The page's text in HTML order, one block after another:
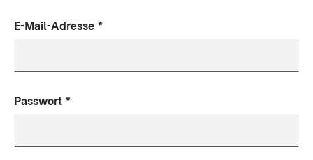
E-Mail-Adresse *
Passwort *